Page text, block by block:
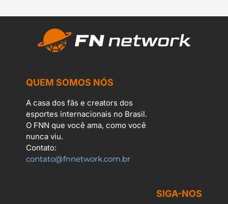
QUEM SOMOS NÓS
A casa dos fãs e creators dos
esportes internacionais no Brasil.
O FNN que você ama, como você
nunca viu.
Contato:
contato@fnnetwork.com.br
SIGA-NOS